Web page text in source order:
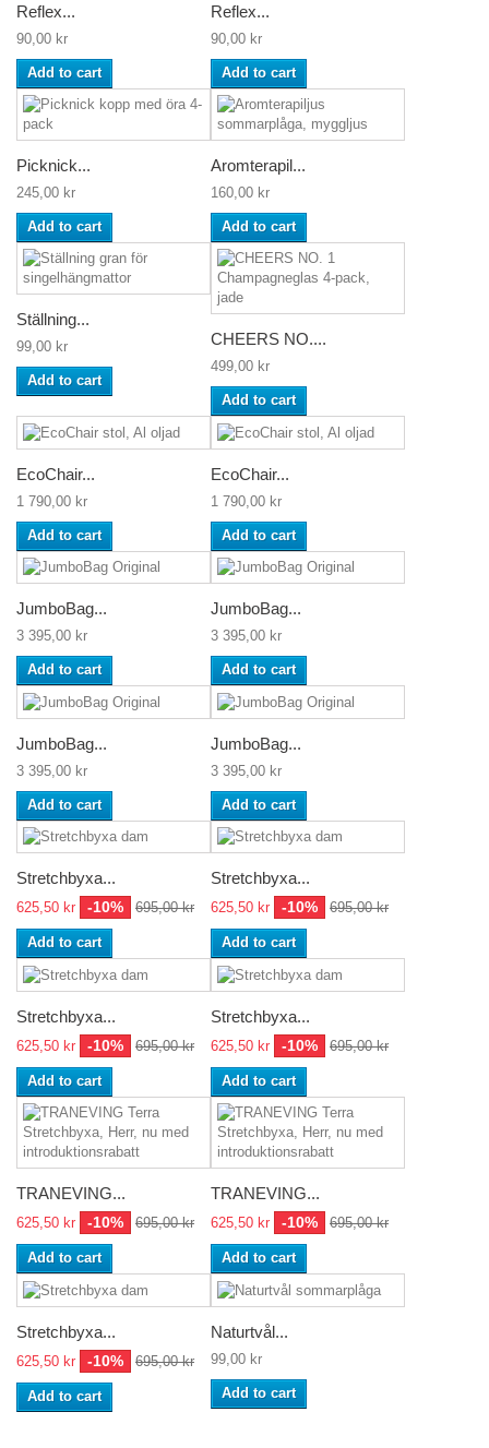
Reflex...
90,00 kr
Add to cart
Reflex...
90,00 kr
Add to cart
Picknick...
245,00 kr
Add to cart
Aromterapil...
160,00 kr
Add to cart
Ställning...
99,00 kr
Add to cart
CHEERS NO....
499,00 kr
Add to cart
EcoChair...
1 790,00 kr
Add to cart
EcoChair...
1 790,00 kr
Add to cart
JumboBag...
3 395,00 kr
Add to cart
JumboBag...
3 395,00 kr
Add to cart
JumboBag...
3 395,00 kr
Add to cart
JumboBag...
3 395,00 kr
Add to cart
Stretchbyxa...
625,50 kr -10% 695,00 kr
Add to cart
Stretchbyxa...
625,50 kr -10% 695,00 kr
Add to cart
Stretchbyxa...
625,50 kr -10% 695,00 kr
Add to cart
Stretchbyxa...
625,50 kr -10% 695,00 kr
Add to cart
TRANEVING...
625,50 kr -10% 695,00 kr
Add to cart
TRANEVING...
625,50 kr -10% 695,00 kr
Add to cart
Stretchbyxa...
625,50 kr -10% 695,00 kr
Add to cart
Naturtvål...
99,00 kr
Add to cart